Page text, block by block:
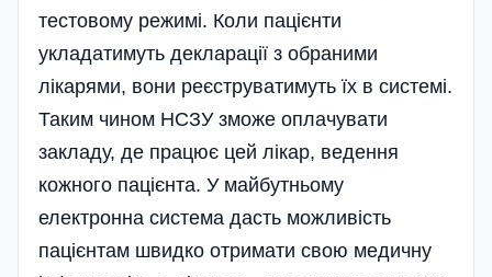
тестовому режимі. Коли пацієнти
укладатимуть декларації з обраними
лікарями, вони реєструватимуть їх в системі.
Таким чином НСЗУ зможе оплачувати
закладу, де працює цей лікар, ведення
кожного пацієнта. У майбутньому
електронна система дасть можливість
пацієнтам швидко отримати свою медичну